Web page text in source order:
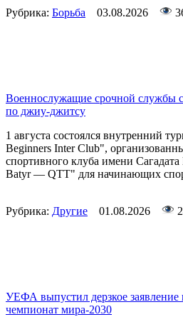
Рубрика: Борьба 03.08.2026
Военнослужащие срочной службы
по джиу-джитсу
1 августа состоялся внутренний
Beginners Inter Club",
спортивного клуба имени
Batyr — QTT" для начинающих
Рубрика: Другие 01.08.2026
УЕФА выпустил дерзкое заявление
чемпионат мира-2030